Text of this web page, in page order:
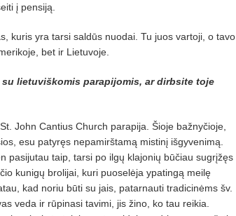
į pensiją.
kuris yra tarsi saldūs nuodai. Tu juos vartoji, o tavo
bet ir Lietuvoje.
lietuviškomis parapijomis, ar dirbsite toje
John Cantius Church parapija. Šioje bažnyčioje,
esu patyręs nepamirštamą mistinį išgyvenimą.
pasijutau taip, tarsi po ilgų klajonių būčiau sugrįžęs
kunigų brolijai, kuri puoselėja ypatingą meilę
kad noriu būti su jais, patarnauti tradicinėms šv.
veda ir rūpinasi tavimi, jis žino, ko tau reikia.